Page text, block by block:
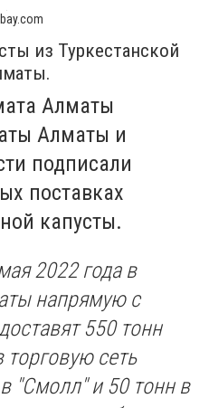
из Туркестанской
Алматы
Алматы и
подписали
поставках
капусты.
2022 года в
напрямую с
550 тонн
торговую сеть
"Смолл" и 50 тонн в